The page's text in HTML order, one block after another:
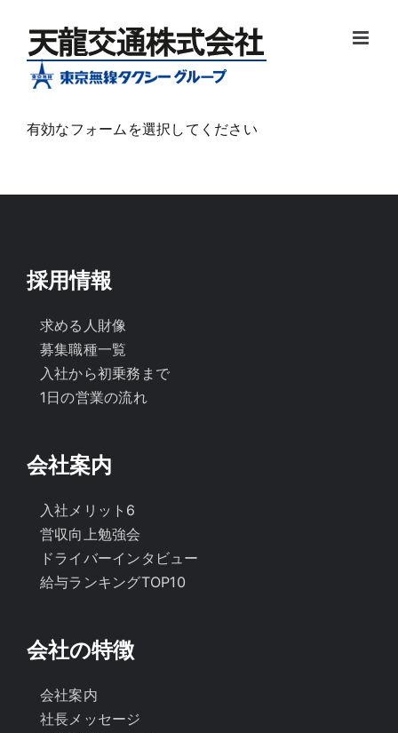
content
有効なフォームを選択してください
採用情報
求める人財像
募集職種一覧
入社から初乗務まで
1日の営業の流れ
会社案内
入社メリット6
営収向上勉強会
ドライバーインタビュー
給与ランキングTOP10
会社の特徴
会社案内
社長メッセージ